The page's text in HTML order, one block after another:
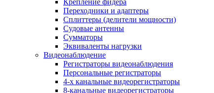
Крепление фидера
Переходники и адаптеры
Сплиттеры (делители мощности)
Судовые антенны
Сумматоры
Эквиваленты нагрузки
Видеонаблюдение
Регистраторы видеонаблюдения
Персональные регистраторы
4-х канальные видеорегистраторы
8-канальные видеорегистраторы